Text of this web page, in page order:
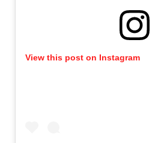
View this post on Instagram